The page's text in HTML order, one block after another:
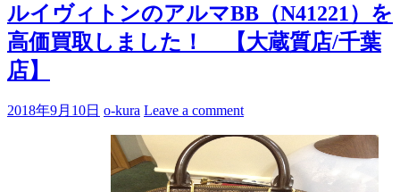
ルイヴィトンのアルマBB（N41221）を
高価買取しました！ 【大蔵質店/千葉
店】
2018年9月10日 o-kura Leave a comment